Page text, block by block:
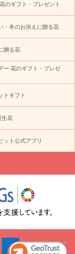
お見舞い
お取り
物
ミディ胡蝶蘭
アレンジメント
み 胡蝶蘭
胡蝶
蘭・お供え
肉植物
プリザーブ
とセットギフト
ア-）
花とみどりの
ピンク
トルコキキョウ
予
お祝い・
お祝い・10000円～
円～
お供え・お
円～
お供え・お悔
ダー
開店・開業祝
を贈るときのマナー・
誕生日のお花を「色
出産祝いお役立ち情
いワンポイントアド
お見舞いのマナーとル
ナー総まとめ
店祝いの花 選び方ガイ
のギフト・プレゼント
・冬のお供えに贈る花
贈る花
ー 花のギフト・プレゼ
トギフト
生花
ット公式アプリ